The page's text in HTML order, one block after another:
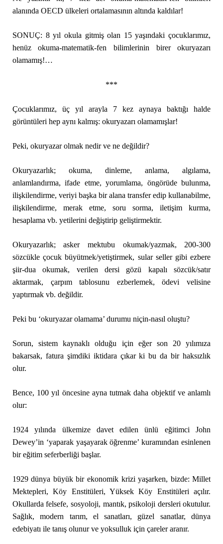
alanında OECD ülkeleri ortalamasının altında kaldılar!
SONUÇ: 8 yıl okula gitmiş olan 15 yaşındaki çocuklarımız,
henüz okuma-matematik-fen bilimlerinin birer okuryazarı
olamamış!…
***
Çocuklarımız, üç yıl arayla 7 kez aynaya baktığı halde
görüntüleri hep aynı kalmış: okuryazarı olamamışlar!
Peki, okuryazar olmak nedir ve ne değildir?
Okuryazarlık; okuma, dinleme, anlama, algılama,
anlamlandırma, ifade etme, yorumlama, öngörüde bulunma,
ilişkilendirme, veriyi başka bir alana transfer edip kullanabilme,
ilişkilendirme, merak etme, soru sorma, iletişim kurma,
hesaplama vb. yetilerini değiştirip geliştirmektir.
Okuryazarlık; asker mektubu okumak/yazmak, 200-300
sözcükle çocuk büyütmek/yetiştirmek, sular seller gibi ezbere
şiir-dua okumak, verilen dersi gözü kapalı sözcük/satır
aktarmak, çarpım tablosunu ezberlemek, ödevi velisine
yaptırmak vb. değildir.
Peki bu ‘okuryazar olamama’ durumu niçin-nasıl oluştu?
Sorun, sistem kaynaklı olduğu için eğer son 20 yılımıza
bakarsak, fatura şimdiki iktidara çıkar ki bu da bir haksızlık
olur.
Bence, 100 yıl öncesine ayna tutmak daha objektif ve anlamlı
olur:
1924 yılında ülkemize davet edilen ünlü eğitimci John
Dewey’in ‘yaparak yaşayarak öğrenme’ kuramından esinlenen
bir eğitim seferberliği başlar.
1929 dünya büyük bir ekonomik krizi yaşarken, bizde: Millet
Mektepleri, Köy Enstitüleri, Yüksek Köy Enstitüleri açılır.
Okullarda felsefe, sosyoloji, mantık, psikoloji dersleri okutulur.
Sağlık, modern tarım, el sanatları, güzel sanatlar, dünya
edebiyatı ile tanış olunur ve yoksulluk için çareler aranır.